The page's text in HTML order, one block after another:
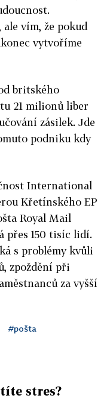
vím, že pokud
vytvoříme
britského
21 milionů liber
zásilek. Jde
podniku kdy
International
Křetínského EP
Royal Mail
přes 150 tisíc lidí.
s problémy kvůli
zpoždění při
za vyšší
#pošta
stres?